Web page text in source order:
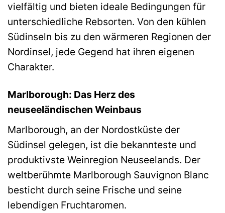
vielfältig und bieten ideale Bedingungen für
unterschiedliche Rebsorten. Von den kühlen
Südinseln bis zu den wärmeren Regionen der
Nordinsel, jede Gegend hat ihren eigenen
Charakter.
Marlborough: Das Herz des
neuseeländischen Weinbaus
Marlborough, an der Nordostküste der
Südinsel gelegen, ist die bekannteste und
produktivste Weinregion Neuseelands. Der
weltberühmte Marlborough Sauvignon Blanc
besticht durch seine Frische und seine
lebendigen Fruchtaromen.